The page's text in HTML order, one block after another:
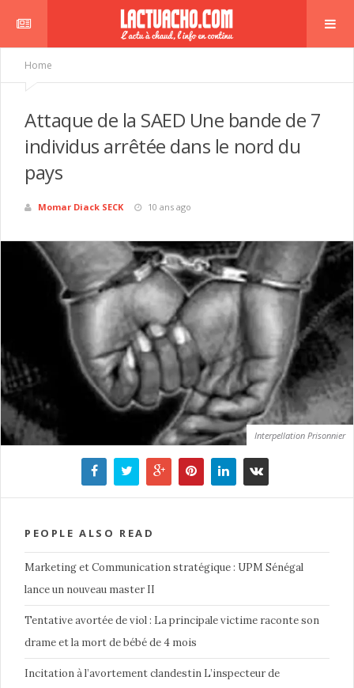
Home
Attaque de la SAED Une bande de 7
individus arrêtée dans le nord du
pays
Momar Diack SECK 10 ans ago
Interpellation Prisonnier
PEOPLE ALSO READ
Marketing et Communication stratégique : UPM Sénégal
lance un nouveau master II
Tentative avortée de viol : La principale victime raconte son
drame et la mort de bébé de 4 mois
Incitation à l’avortement clandestin L’inspecteur de